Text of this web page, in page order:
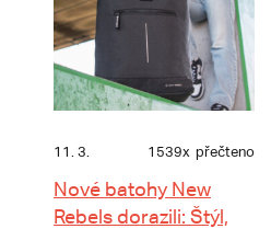
11. 3. 1539x přečteno
Nové batohy New
Rebels dorazili: Štýl,